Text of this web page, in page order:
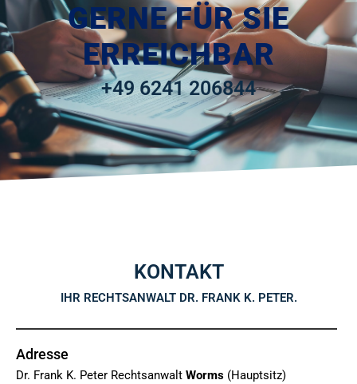
GERNE FÜR SIE
ERREICHBAR
+49 6241 206844
KONTAKT
IHR RECHTSANWALT DR. FRANK K. PETER.
Adresse
Dr. Frank K. Peter Rechtsanwalt Worms (Hauptsitz)